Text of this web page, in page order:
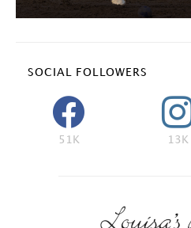
SOCIAL FOLLOWERS
51K 13K